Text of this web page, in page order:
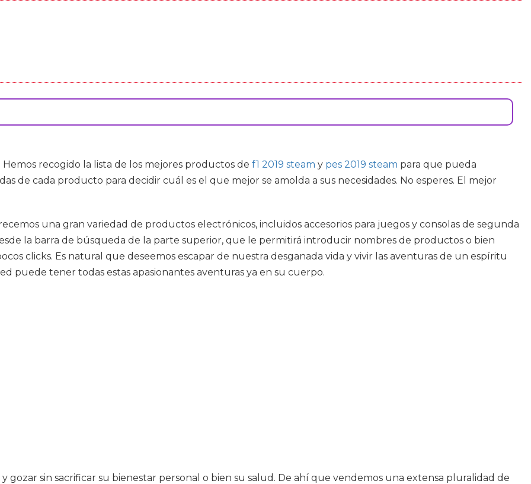
recogido la lista de los mejores productos de f1 2019 steam y pes 2019 steam para que pueda
de cada producto para decidir cuál es el que mejor se amolda a sus necesidades. No esperes. El mejor
una gran variedad de productos electrónicos, incluidos accesorios para juegos y consolas de segunda
la barra de búsqueda de la parte superior, que le permitirá introducir nombres de productos o bien
clicks. Es natural que deseemos escapar de nuestra desganada vida y vivir las aventuras de un espíritu
puede tener todas estas apasionantes aventuras ya en su cuerpo.
sin sacrificar su bienestar personal o bien su salud. De ahí que vendemos una extensa pluralidad de